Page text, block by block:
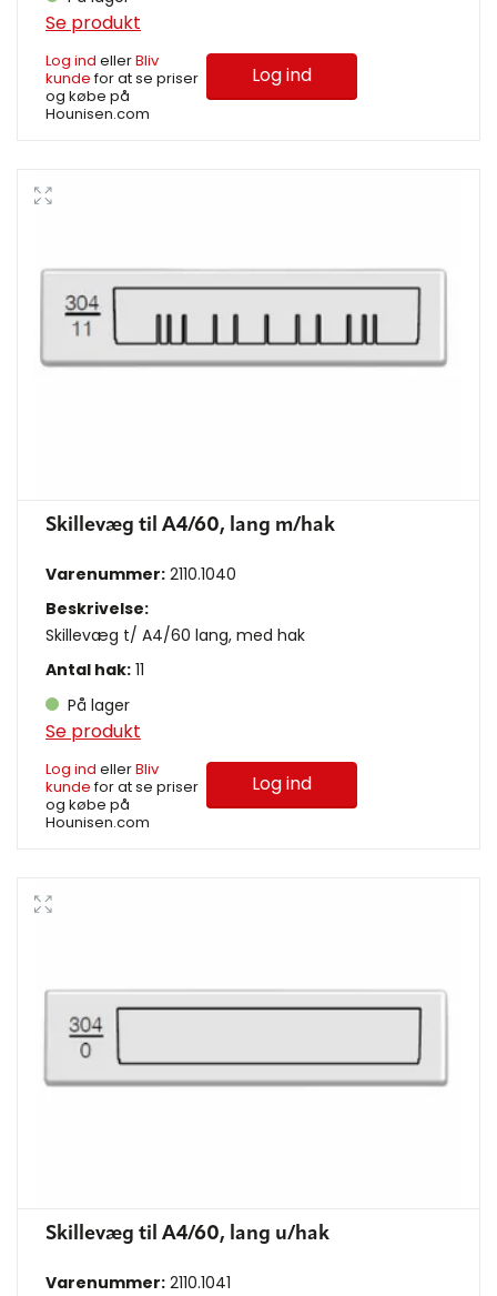
Se produkt
Log ind ellerBliv
kundefor at se priser
og købe på
Hounisen.com
Log ind
Skillevæg til A4/60, lang m/hak
Varenummer: 2110.1040
Beskrivelse:
Skillevæg t/ A4/60 lang, med hak
Antal hak: 11
På lager
Se produkt
Log ind ellerBliv
kundefor at se priser
og købe på
Hounisen.com
Log ind
Skillevæg til A4/60, lang u/hak
Varenummer: 2110.1041